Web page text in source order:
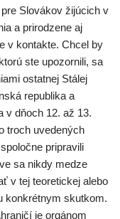
Slovákov žijúcich v
a prirodzene aj
v kontakte. Chcel by
ste upozornili, sa
ostatnej Stálej
republika a
v dňoch 12. až 13.
troch uvedených
pripravili
sa nikdy medze
v tej teoretickej alebo
konkrétnym skutkom.
je orgánom